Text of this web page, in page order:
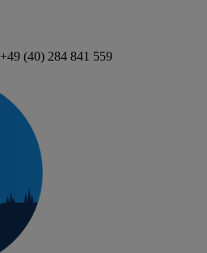
+49 (40) 284 841 559